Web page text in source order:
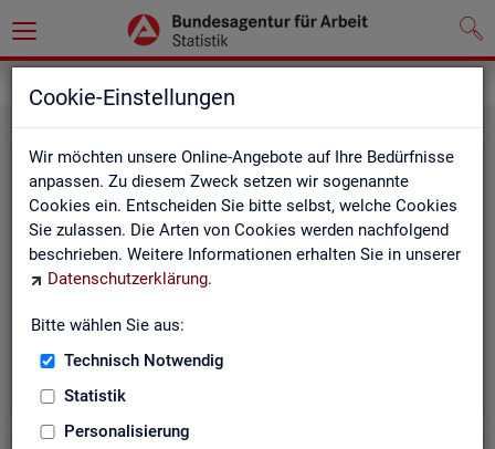
Cookie-Einstellungen
Wir möchten unsere Online-Angebote auf Ihre Bedürfnisse
anpassen. Zu diesem Zweck setzen wir sogenannte
Cookies ein. Entscheiden Sie bitte selbst, welche Cookies
Sie zulassen. Die Arten von Cookies werden nachfolgend
beschrieben. Weitere Informationen erhalten Sie in unserer
Datenschutzerklärung.
Bitte wählen Sie aus:
Technisch Notwendig
Statistik
Personalisierung